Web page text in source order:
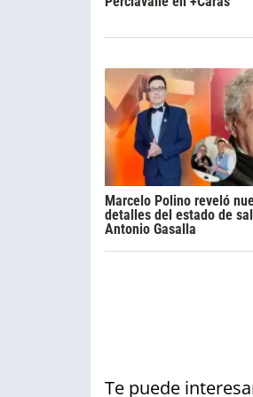
Marcelo Polino reveló
detalles del estado de
Antonio Gasalla